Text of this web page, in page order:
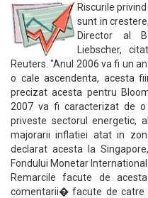
Riscurile
sunt in
Director al
Liebscher,
Reuters. "Anul 2006 va fi un
o cale ascendenta, acesta
precizat acesta pentru
2007 va fi caracterizat de
priveste sectorul energetic,
majorarii inflatiei atat in
declarat acesta la
Fondului Monetar International
Remarcile facute de
comentarii� facute de catre